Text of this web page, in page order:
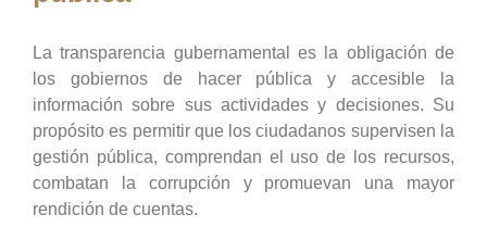
La transparencia gubernamental es la obligación de
los gobiernos de hacer pública y accesible la
información sobre sus actividades y decisiones. Su
propósito es permitir que los ciudadanos supervisen la
gestión pública, comprendan el uso de los recursos,
combatan la corrupción y promuevan una mayor
rendición de cuentas.